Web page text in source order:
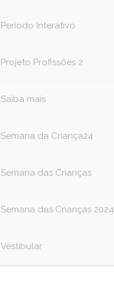
Período Interativo
Projeto Profissões 2
Saiba mais
Semana da Criança24
Semana das Crianças
Semana das Crianças 2024
Vestibular